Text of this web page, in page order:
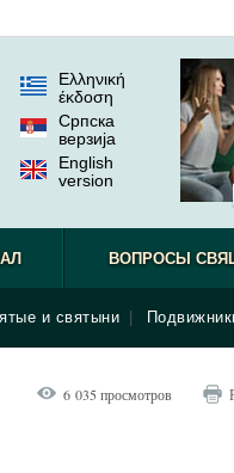
Ελληνική
έκδοση
Српска
верзиjа
English
version
и святыни
ВОПРОСЫ
6 035 просмотров